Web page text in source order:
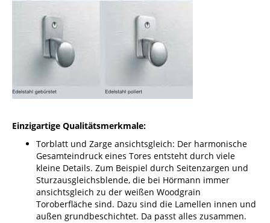
Einzigartige Qualitätsmerkmale:
Torblatt und Zarge ansichtsgleich: Der harmonische
Gesamteindruck eines Tores entsteht durch viele
kleine Details. Zum Beispiel durch Seitenzargen und
Sturzausgleichsblende, die bei Hörmann immer
ansichtsgleich zu der weißen Woodgrain
Toroberfläche sind. Dazu sind die Lamellen innen und
außen grundbeschichtet. Da passt alles zusammen.